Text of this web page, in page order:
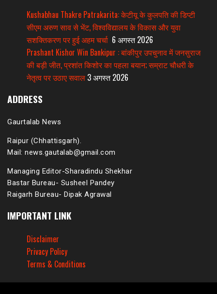
Kushabhau Thakre Patrakarita: केटीयू के कुलपति की डिप्टी
सीएम अरुण साव से भेंट, विश्वविद्यालय के विकास और युवा
सशक्तिकरण पर हुई अहम चर्चा 6 अगस्त 2026
Prashant Kishor Win Bankipur : बांकीपुर उपचुनाव में जनसुराज
की बड़ी जीत, प्रशांत किशोर का पहला बयान; सम्राट चौधरी के
नेतृत्व पर उठाए सवाल 3 अगस्त 2026
ADDRESS
Gaurtalab News
Raipur (Chhattisgarh).
Mail: news.gautalab@gmail.com
Managing Editor-Sharadindu Shekhar
Bastar Bureau- Susheel Pandey
Raigarh Bureau- Dipak Agrawal
IMPORTANT LINK
Disclaimer
Privacy Policy
Terms & Conditions